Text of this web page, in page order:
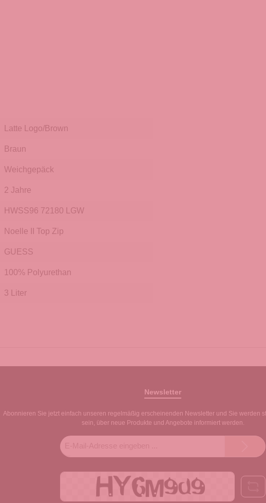
Latte Logo/Brown
Braun
Weichgepäck
2 Jahre
HWSS96 72180 LGW
Noelle II Top Zip
GUESS
100% Polyurethan
3 Liter
Newsletter
Abonnieren Sie jetzt einfach unseren regelmäßig erscheinenden Newsletter und Sie werden
sein, über neue Produkte und Angebote informiert werden.
Adresse*